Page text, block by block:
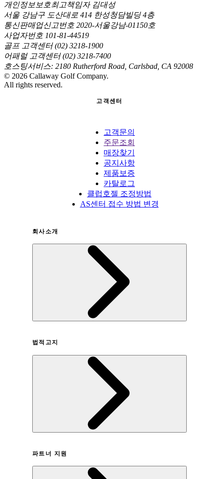
개인정보보호최고책임자 김대성
서울 강남구 도산대로 414 한성청담빌딩 4층
통신판매업신고번호 2020-서울강남-01150호
사업자번호 101-81-44519
골프 고객센터 (02) 3218-1900
어패럴 고객센터 (02) 3218-7400
호스팅서비스: 2180 Rutherford Road, Carlsbad, CA 92008
© 2026 Callaway Golf Company.
All rights reserved.
고객센터
고객문의
주문조회
매장찾기
공지사항
제품보증
카탈로그
클럽호젤 조정방법
AS센터 접수 방법 변경
회사소개
법적고지
개인정보취급방침
파트너 지원